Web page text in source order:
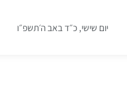
יום שישי, כ״ד באב ה׳תשפ״ו